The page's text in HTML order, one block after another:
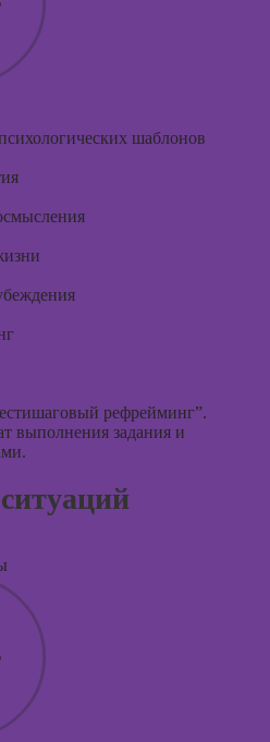
шаблонов
рефрейминг”.
выполнения задания и